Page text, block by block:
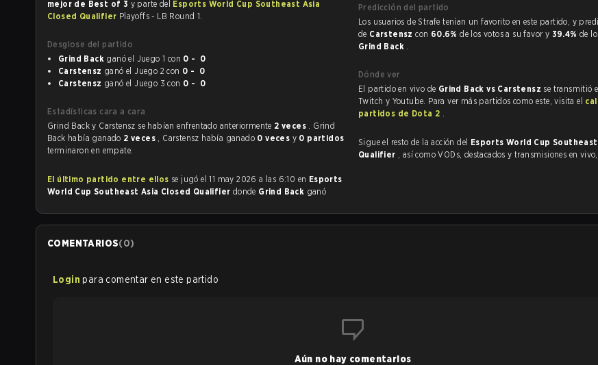
mejor de Best of 3 y parte del Esports World Cup Southeast Asia
Closed Qualifier Playoffs - LB Round 1.
Desglose del partido
Grind Back
ganó el Juego 1 con
0 - 0
Carstensz
ganó el Juego 2 con
0 - 0
Carstensz
ganó el Juego 3 con 0 - 0
Estadísticas cara a cara
Grind Back y Carstensz se habían enfrentado anteriormente 2 veces . Grind
Back había ganado 2 veces , Carstensz había ganado 0 veces y 0 partidos
terminaron en empate.
El último partido entre ellos se jugó el 11 may 2026 a las 6:10 en Esports
World Cup Southeast Asia Closed Qualifier donde Grind Back ganó
Predicción del partido
Los usuarios de Strafe tenían un favorito en este partido, y predijeron la victoria
de Carstenszcon 60.6%de los votos a su favor y 39.4% de
Grind Back .
Dónde ver
El partido en vivo de Grind Back vs Carstensz se transmitió
Twitch y Youtube. Para ver más partidos como este, visita el
partidos de Dota 2 .
Sigue el resto de la acción del Esports World Cup
Qualifier
, así como VODs, destacados y transmisiones en
COMENTARIOS(0)
Login para comentar en este partido
Aún no hay comentarios